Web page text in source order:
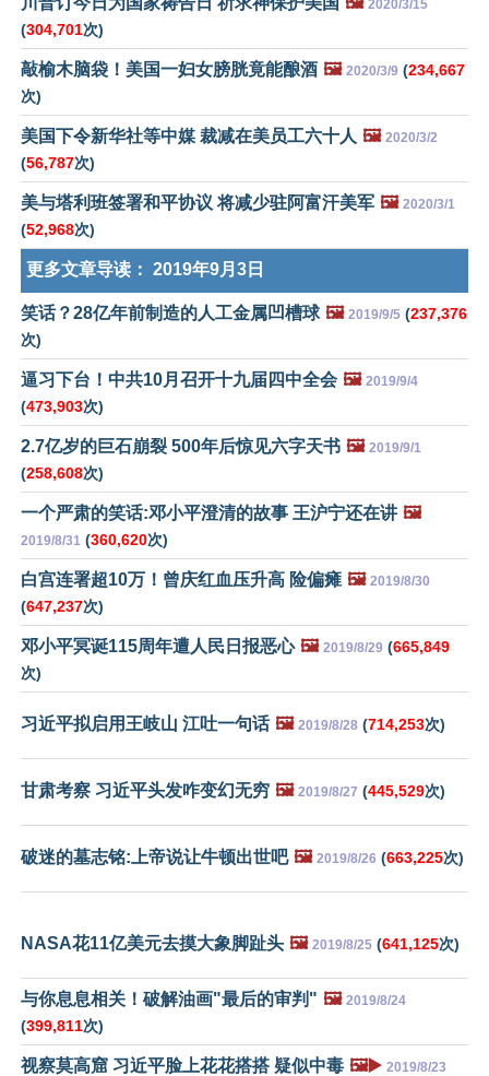
2020/3/15
(304,701次)
敲榆木脑袋！美国一妇女膀胱竟能酿酒 🖼️ 2020/3/9 (234,667
次)
美国下令新华社等中媒 裁减在美员工六十人 🖼️ 2020/3/2
(56,787次)
美与塔利班签署和平协议 将减少驻阿富汗美军 🖼️ 2020/3/1
(52,968次)
更多文章导读： 2019年9月3日
笑话？28亿年前制造的人工金属凹槽球 🖼️ 2019/9/5 (237,376
次)
逼习下台！中共10月召开十九届四中全会 🖼️ 2019/9/4
(473,903次)
2.7亿岁的巨石崩裂 500年后惊见六字天书 🖼️ 2019/9/1
(258,608次)
一个严肃的笑话:邓小平澄清的故事 王沪宁还在讲 🖼️
2019/8/31 (360,620次)
白宫连署超10万！曾庆红血压升高 险偏瘫 🖼️ 2019/8/30
(647,237次)
邓小平冥诞115周年遭人民日报恶心 🖼️ 2019/8/29 (665,849
次)
习近平拟启用王岐山 江吐一句话 🖼️ 2019/8/28 (714,253次)
甘肃考察 习近平头发咋变幻无穷 🖼️ 2019/8/27 (445,529次)
破迷的墓志铭:上帝说让牛顿出世吧 🖼️ 2019/8/26 (663,225次)
NASA花11亿美元去摸大象脚趾头 🖼️ 2019/8/25 (641,125次)
与你息息相关！破解油画"最后的审判" 🖼️ 2019/8/24
(399,811次)
视察莫高窟 习近平脸上花花搭搭 疑似中毒 🖼️▶️ 2019/8/23